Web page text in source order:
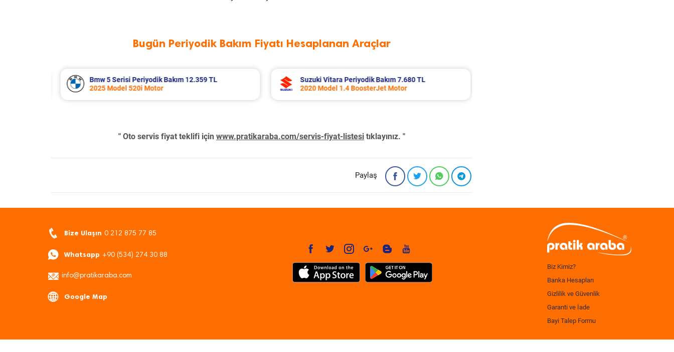
Bugün Periyodik Bakım Fiyatı Hesaplanan Araçlar
Suzuki Vitara Periyodik Bakım 7.680 TL
2020 Model 1.4 BoosterJet Motor
Toyota Corolla Periyodik Bakım 10.994 TL
2022 Model 1.8 Hybrid Motor
" Oto servis fiyat teklifi için www.pratikaraba.com/servis-fiyat-listesi tıklayınız. "
Paylaş
Bize Ulaşın 0 212 875 77 85
Whatsapp +90 (534) 274 30 88
info@pratikaraba.com
Google Map
Biz Kimiz?
Banka Hesapları
Gizlilik ve Güvenlik
Garanti ve İade
Bayi Talep Formu